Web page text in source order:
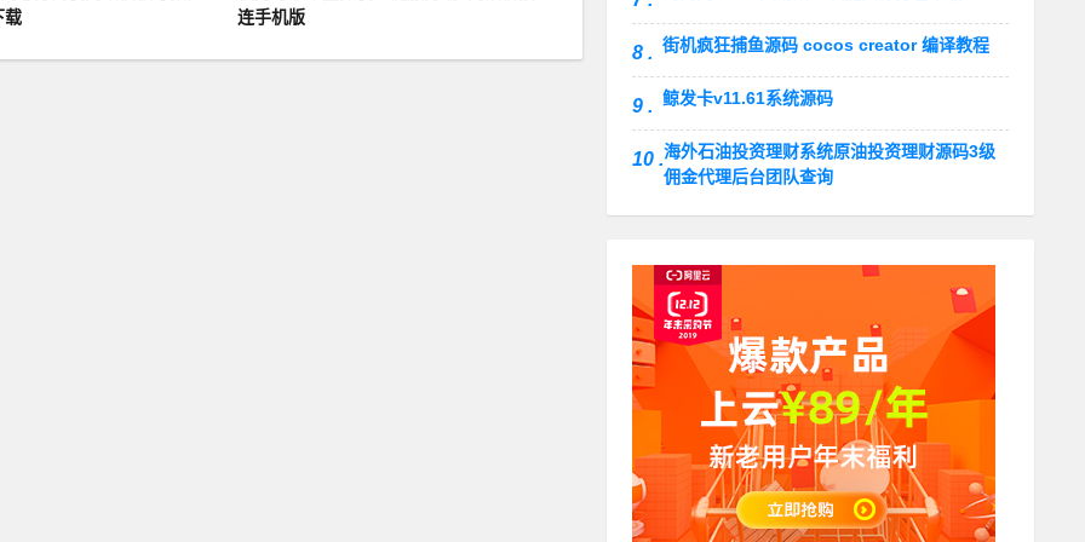
载
连手机版
8 . 街机疯狂捕鱼源码 cocos creator 编译教程
9 . 鲸发卡v11.61系统源码
10 .海外石油投资理财系统原油投资理财源码3级
佣金代理后台团队查询